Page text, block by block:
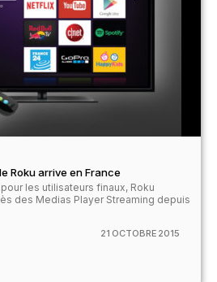
Roku arrive en France
les utilisateurs finaux, Roku
des Medias Player Streaming depuis
21 OCTOBRE 2015